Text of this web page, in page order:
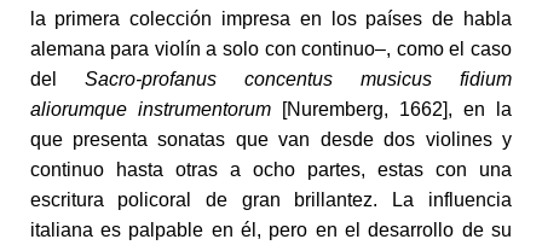
la primera colección impresa en los países de habla
alemana para violín a solo con continuo–, como el caso
del Sacro-profanus concentus musicus fidium
aliorumque instrumentorum[Nuremberg, 1662], en la
que presenta sonatas que van desde dos violines y
continuo hasta otras a ocho partes, estas con una
escritura policoral de gran brillantez. La influencia
italiana es palpable en él, pero en el desarrollo de su